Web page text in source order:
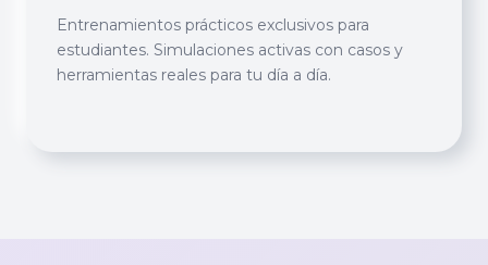
Entrenamientos prácticos exclusivos para
estudiantes. Simulaciones activas con casos y
herramientas reales para tu día a día.